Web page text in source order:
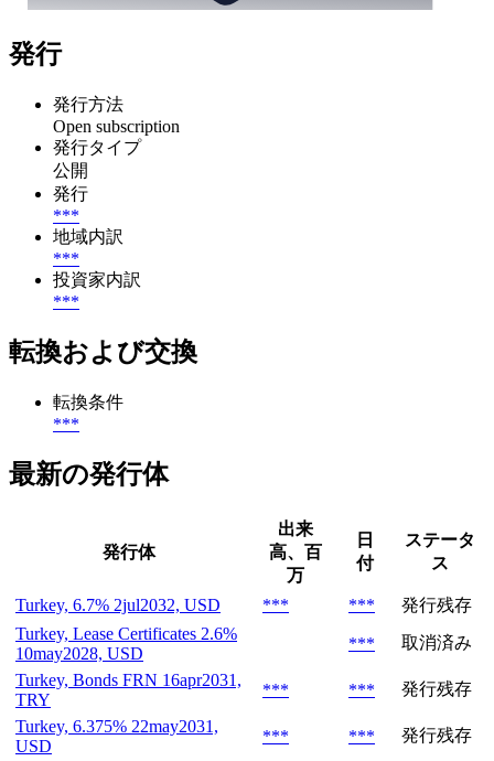
発行
発行方法
Open subscription
発行タイプ
公開
発行
***
地域内訳
***
投資家内訳
***
転換および交換
転換条件
***
最新の発行体
発行体
出来
高、百
万
日
付
ステータ
ス
Turkey, 6.7% 2jul2032, USD *** ***
発行残存
Turkey, Lease Certificates 2.6%
10may2028, USD
***
取消済み
Turkey, Bonds FRN 16apr2031,
TRY
*** ***
発行残存
Turkey, 6.375% 22may2031,
USD
*** ***
発行残存